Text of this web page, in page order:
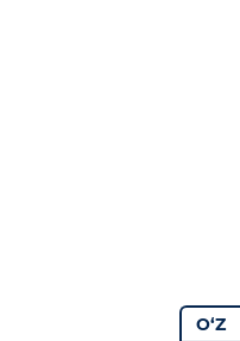
O‘Z